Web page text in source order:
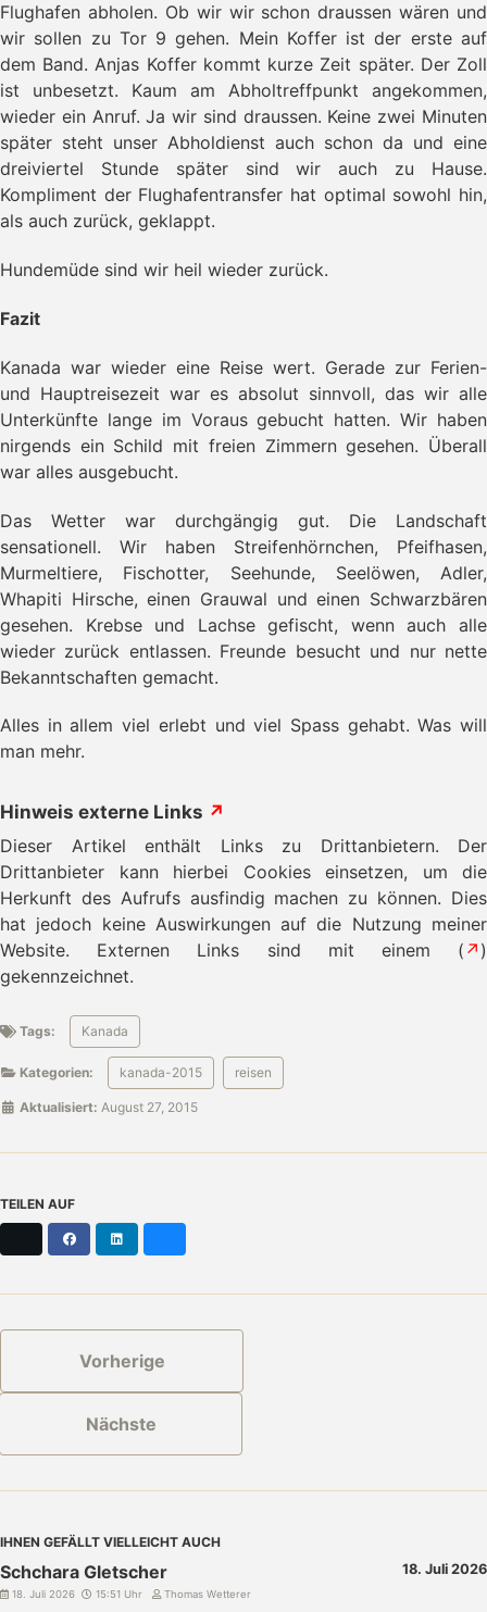
- Sightseeing in Vancouver
- Top of Vancouver Restaurant
- Radeln und Shopping
- Tag der Abreise
Völlig erschlagen zurück
- Blog Bilder Kanada 2015
Flughafen abholen. Ob wir wir schon draussen wären und
wir sollen zu Tor 9 gehen. Mein Koffer ist der erste auf
dem Band. Anjas Koffer kommt kurze Zeit später. Der Zoll
ist unbesetzt. Kaum am Abholtreffpunkt angekommen,
wieder ein Anruf. Ja wir sind draussen. Keine zwei Minuten
später steht unser Abholdienst auch schon da und eine
dreiviertel Stunde später sind wir auch zu Hause.
Kompliment der Flughafentransfer hat optimal sowohl hin,
als auch zurück, geklappt.
Hundemüde sind wir heil wieder zurück.
Fazit
Kanada war wieder eine Reise wert. Gerade zur Ferien-
und Hauptreisezeit war es absolut sinnvoll, das wir alle
Unterkünfte lange im Voraus gebucht hatten. Wir haben
nirgends ein Schild mit freien Zimmern gesehen. Überall
war alles ausgebucht.
Das Wetter war durchgängig gut. Die Landschaft
sensationell. Wir haben Streifenhörnchen, Pfeifhasen,
Murmeltiere, Fischotter, Seehunde, Seelöwen, Adler,
Whapiti Hirsche, einen Grauwal und einen Schwarzbären
gesehen. Krebse und Lachse gefischt, wenn auch alle
wieder zurück entlassen. Freunde besucht und nur nette
Bekanntschaften gemacht.
Alles in allem viel erlebt und viel Spass gehabt. Was will
man mehr.
Hinweis externe Links ↗
Dieser Artikel enthält Links zu Drittanbietern. Der
Drittanbieter kann hierbei Cookies einsetzen, um die
Herkunft des Aufrufs ausfindig machen zu können. Dies
hat jedoch keine Auswirkungen auf die Nutzung meiner
Website. Externen Links sind mit einem ( ↗ )
gekennzeichnet.
Tags: Kanada
Kategorien: kanada-2015 reisen
Aktualisiert: August 27, 2015
TEILEN AUF
Facebook
Vorherige
Nächste
IHNEN GEFÄLLT VIELLEICHT AUCH
Schchara Gletscher 18. Juli 2026
18. Juli 2026 15:51 Uhr Thomas Wetterer